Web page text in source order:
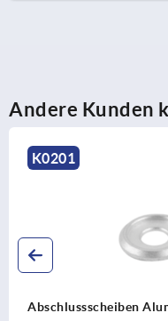
Andere Kunden
K0193
Bogengriffe